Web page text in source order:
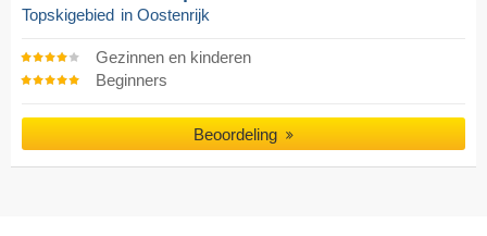
Topskigebied in Oostenrijk
Gezinnen en kinderen
Beginners
Beoordeling